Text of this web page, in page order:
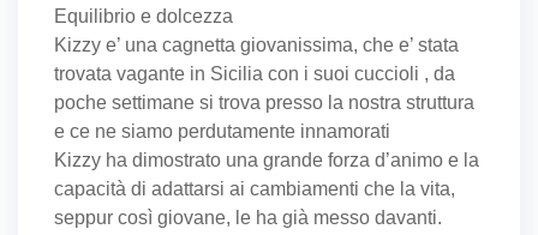
Equilibrio e dolcezza
Kizzy e’ una cagnetta giovanissima, che e’ stata
trovata vagante in Sicilia con i suoi cuccioli , da
poche settimane si trova presso la nostra struttura
e ce ne siamo perdutamente innamorati
Kizzy ha dimostrato una grande forza d’animo e la
capacità di adattarsi ai cambiamenti che la vita,
seppur così giovane, le ha già messo davanti.